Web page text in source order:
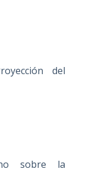
del
sobre la